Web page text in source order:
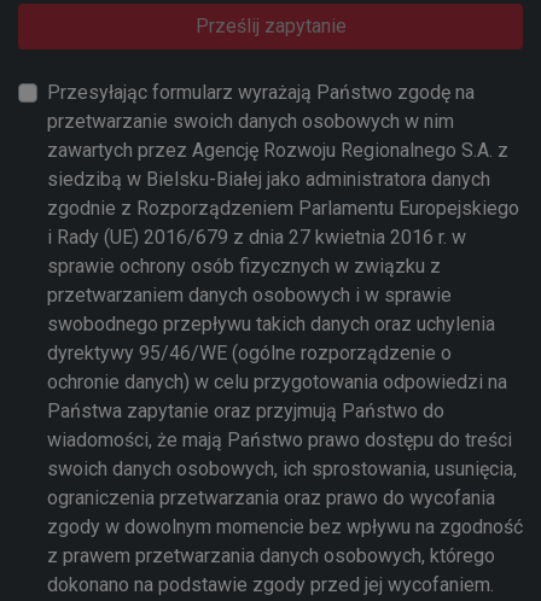
Prześlij zapytanie
Przesyłając formularz wyrażają Państwo zgodę na
przetwarzanie swoich danych osobowych w nim
zawartych przez Agencję Rozwoju Regionalnego S.A. z
siedzibą w Bielsku-Białej jako administratora danych
zgodnie z Rozporządzeniem Parlamentu Europejskiego
i Rady (UE) 2016/679 z dnia 27 kwietnia 2016 r. w
sprawie ochrony osób fizycznych w związku z
przetwarzaniem danych osobowych i w sprawie
swobodnego przepływu takich danych oraz uchylenia
dyrektywy 95/46/WE (ogólne rozporządzenie o
ochronie danych) w celu przygotowania odpowiedzi na
Państwa zapytanie oraz przyjmują Państwo do
wiadomości, że mają Państwo prawo dostępu do treści
swoich danych osobowych, ich sprostowania, usunięcia,
ograniczenia przetwarzania oraz prawo do wycofania
zgody w dowolnym momencie bez wpływu na zgodność
z prawem przetwarzania danych osobowych, którego
dokonano na podstawie zgody przed jej wycofaniem.